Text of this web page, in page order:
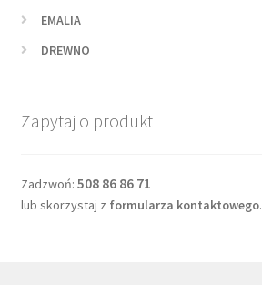
EMALIA
DREWNO
Zapytaj o produkt
Zadzwoń: 508 86 86 71
lub skorzystaj z formularza kontaktowego.